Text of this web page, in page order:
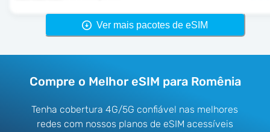
Ver mais pacotes de eSIM
Compre o Melhor eSIM para Romênia
Tenha cobertura 4G/5G confiável nas melhores
redes com nossos planos de eSIM acessíveis